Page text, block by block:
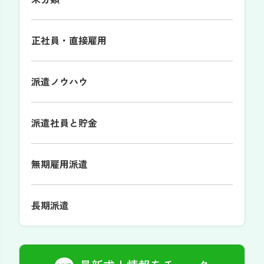
正社員・直接雇用
派遣ノウハウ
派遣社員と貯金
無期雇用派遣
長期派遣